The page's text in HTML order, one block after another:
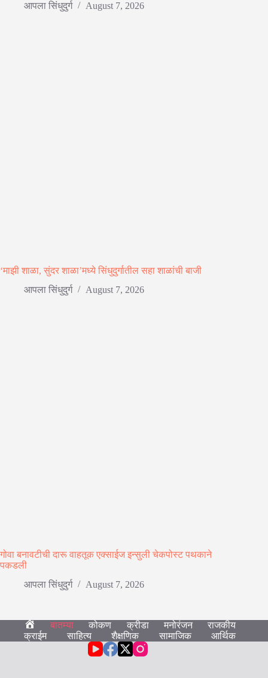
आपला सिंधुदुर्ग
August 7, 2026
‘माझी शाळा, सुंदर शाळा’मध्ये सिंधुदुर्गातील सहा शाळांची बाजी
आपला सिंधुदुर्ग
August 7, 2026
गोवा बनावटीची दारू वाहतूक एक्साईज इन्सुली चेकपोस्ट पथकाने
पकडली
आपला सिंधुदुर्ग
August 7, 2026
हो
म
बातम्या कोकण क्रीडा मनोरंजन
राजकीय
क्राईम
साहित्य शैक्षणिक सामाजिक आर्थिक